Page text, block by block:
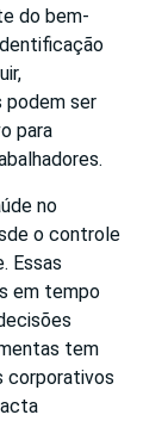
do bem-
podem ser
para
no
o controle
Essas
em tempo
tem
corporativos